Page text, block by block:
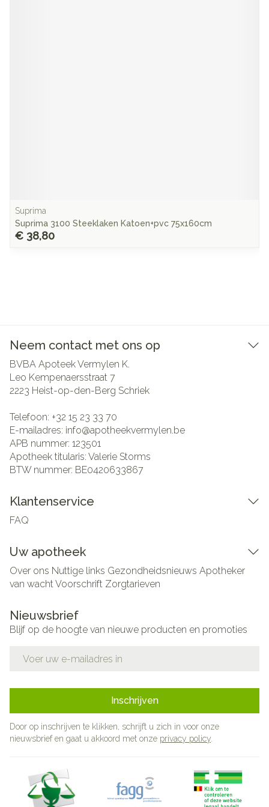
Suprima
Suprima 3100 Steeklaken Katoen+pvc 75x160cm
€ 38,80
Neem contact met ons op
BVBA Apoteek Vermylen K.
Leo Kempenaersstraat 7
2223 Heist-op-den-Berg Schriek
Telefoon: +32 15 23 33 70
E-mailadres: info@apotheekvermylen.be
APB nummer: 123501
Apotheek titularis: Valerie Storms
BTW nummer: BE0420633867
Klantenservice
FAQ
Uw apotheek
Over ons Nuttige links Gezondheidsnieuws Apotheker
van wachtVoorschrift Zorgtarieven
Nieuwsbrief
Blijf op de hoogte van nieuwe producten en promoties
Inschrijven
Door op inschrijven te klikken, schrijft u zich in voor onze
nieuwsbrief en gaat u akkoord met onze privacy policy